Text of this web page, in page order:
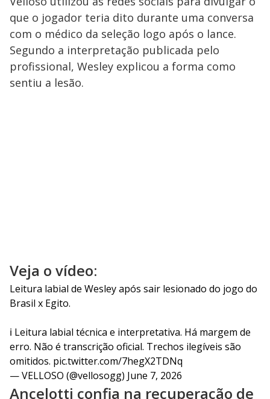
que o jogador teria dito durante uma conversa
com o médico da seleção logo após o lance.
Segundo a interpretação publicada pelo
profissional, Wesley explicou a forma como
sentiu a lesão.
Veja o vídeo:
Leitura labial de Wesley após sair lesionado do jogo do
Brasil x Egito.
ℹ️ Leitura labial técnica e interpretativa. Há margem de
erro. Não é transcrição oficial. Trechos ilegíveis são
omitidos. pic.twitter.com/7hegX2TDNq
— VELLOSO (@vellosogg) June 7, 2026
Ancelotti confia na recuperação de